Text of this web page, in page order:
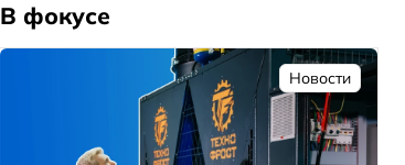
В фокусе
Новости